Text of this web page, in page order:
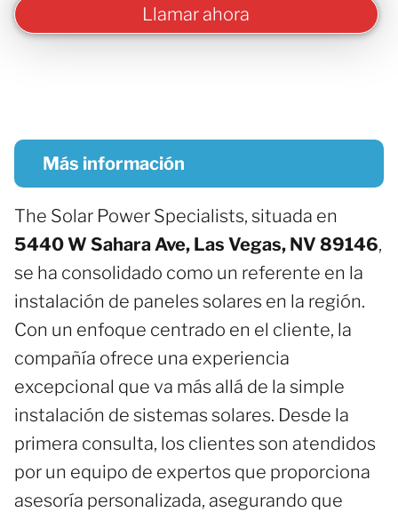
Llamar ahora
Más información
The Solar Power Specialists, situada en
5440 W Sahara Ave, Las Vegas, NV 89146,
se ha consolidado como un referente en la
instalación de paneles solares en la región.
Con un enfoque centrado en el cliente, la
compañía ofrece una experiencia
excepcional que va más allá de la simple
instalación de sistemas solares. Desde la
primera consulta, los clientes son atendidos
por un equipo de expertos que proporciona
asesoría personalizada, asegurando que